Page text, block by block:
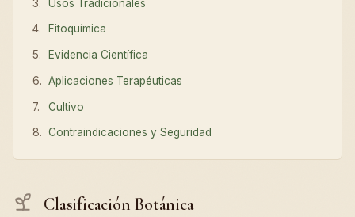
Usos Tradicionales
Fitoquímica
Evidencia Científica
Aplicaciones Terapéuticas
Cultivo
Contraindicaciones y Seguridad
Clasificación Botánica